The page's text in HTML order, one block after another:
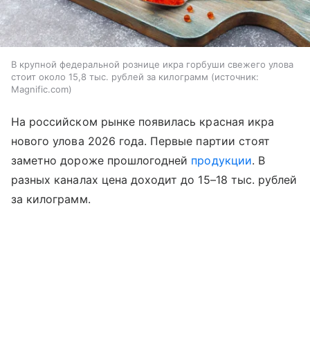
В крупной федеральной рознице икра горбуши свежего улова
стоит около 15,8 тыс. рублей за килограмм
источник:
Magnific.com
На российском рынке появилась красная икра
нового улова 2026 года. Первые партии стоят
заметно дороже прошлогодней продукции. В
разных каналах цена доходит до 15–18 тыс. рублей
за килограмм.